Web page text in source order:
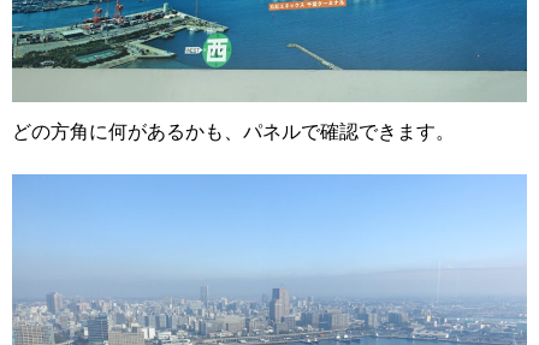
どの方角に何があるかも、パネルで確認できます。